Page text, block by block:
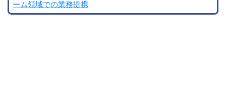
ーム領域での業務提携